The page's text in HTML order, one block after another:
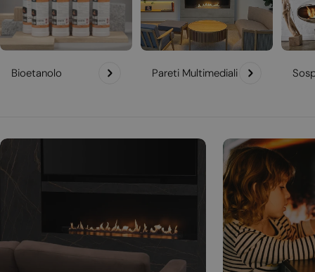
Bioetanolo Pareti Multimediali